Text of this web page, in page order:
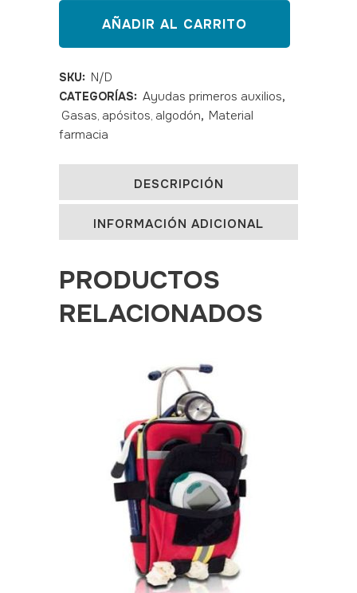
AÑADIR AL CARRITO
SKU: N/D
CATEGORÍAS: Ayudas primeros auxilios,
Gasas, apósitos, algodón, Material
farmacia
DESCRIPCIÓN
INFORMACIÓN ADICIONAL
PRODUCTOS
RELACIONADOS